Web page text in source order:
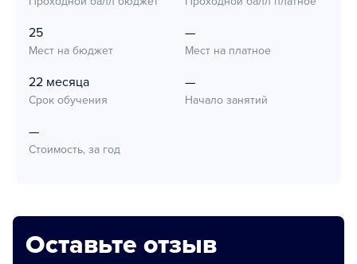
25
Мест на бюджет
—
Мест на платное
22 месяца
Срок обучения
—
Начало занятий
—
Стоимость, за год
Оставьте отзыв